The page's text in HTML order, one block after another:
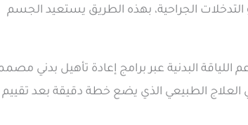
التدخلات الجراحية، بهذه الطريق يستعيد الجسم
البدنية عبر برامج إعادة تأهيل بدني
الطبيعي الذي يضع خطة دقيقة بعد تقييم